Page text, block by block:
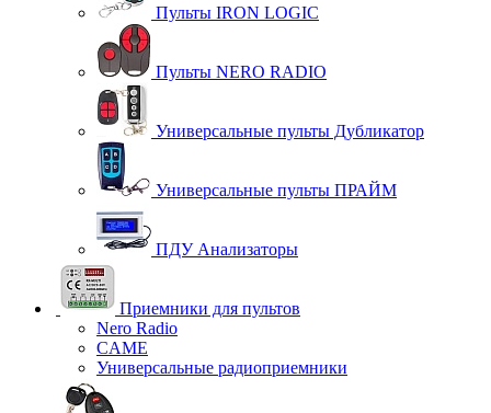
Пульты IRON LOGIC
Пульты NERO RADIO
Универсальные пульты Дубликатор
Универсальные пульты ПРАЙМ
ПДУ Анализаторы
Приемники для пультов
Nero Radio
CAME
Универсальные радиоприемники